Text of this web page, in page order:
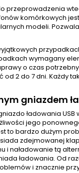
przeprowadzenia
komórkowych
modeli.
wymagany
o czas
2 do 7 dni. Każdy
gniazdem
ładowania USB
jego
to bardzo dużym
zdejmowanej
i naładowanie tą
ładowania. Od
i znacznie